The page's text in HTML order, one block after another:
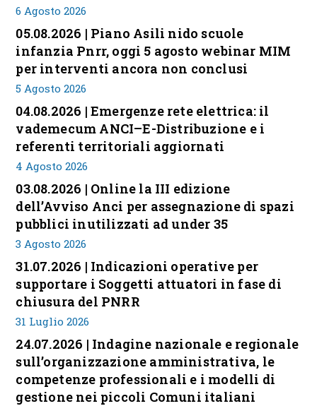
6 Agosto 2026
05.08.2026 | Piano Asili nido scuole
infanzia Pnrr, oggi 5 agosto webinar MIM
per interventi ancora non conclusi
5 Agosto 2026
04.08.2026 | Emergenze rete elettrica: il
vademecum ANCI–E-Distribuzione e i
referenti territoriali aggiornati
4 Agosto 2026
03.08.2026 | Online la III edizione
dell’Avviso Anci per assegnazione di spazi
pubblici inutilizzati ad under 35
3 Agosto 2026
31.07.2026 | Indicazioni operative per
supportare i Soggetti attuatori in fase di
chiusura del PNRR
31 Luglio 2026
24.07.2026 | Indagine nazionale e regionale
sull’organizzazione amministrativa, le
competenze professionali e i modelli di
gestione nei piccoli Comuni italiani